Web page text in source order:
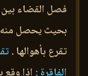
فصل القضاء بين
بحيث يحصل منه
تقرع بأهوالها .